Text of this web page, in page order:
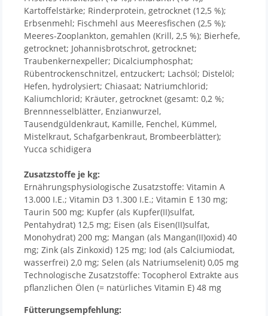
Kartoffelstärke; Rinderprotein, getrocknet (12,5 %);
Erbsenmehl; Fischmehl aus Meeresfischen (2,5 %);
Meeres-Zooplankton, gemahlen (Krill, 2,5 %); Bierhefe,
getrocknet; Johannisbrotschrot, getrocknet;
Traubenkernexpeller; Dicalciumphosphat;
Rübentrockenschnitzel, entzuckert; Lachsöl; Distelöl;
Hefen, hydrolysiert; Chiasaat; Natriumchlorid;
Kaliumchlorid; Kräuter, getrocknet (gesamt: 0,2 %;
Brennnesselblätter, Enzianwurzel,
Tausendgüldenkraut, Kamille, Fenchel, Kümmel,
Mistelkraut, Schafgarbenkraut, Brombeerblätter);
Yucca schidigera
Zusatzstoffe je kg:
Ernährungsphysiologische Zusatzstoffe: Vitamin A
13.000 I.E.; Vitamin D3 1.300 I.E.; Vitamin E 130 mg;
Taurin 500 mg; Kupfer (als Kupfer(II)sulfat,
Pentahydrat) 12,5 mg; Eisen (als Eisen(II)sulfat,
Monohydrat) 200 mg; Mangan (als Mangan(II)oxid) 40
mg; Zink (als Zinkoxid) 125 mg; Iod (als Calciumiodat,
wasserfrei) 2,0 mg; Selen (als Natriumselenit) 0,05 mg
Technologische Zusatzstoffe: Tocopherol Extrakte aus
pflanzlichen Ölen (= natürliches Vitamin E) 48 mg
Fütterungsempfehlung: